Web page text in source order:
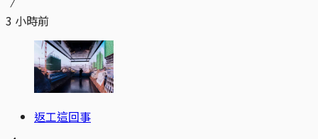
3 小時前
返工這回事